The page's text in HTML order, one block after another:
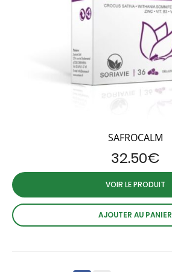
SAFROCALM
32.50€
VOIR LE PRODUIT
AJOUTER AU PANIER